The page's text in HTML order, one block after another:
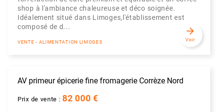
shop à l'ambiance chaleureuse et déco soignée.
Idéalement situé dans Limoges,l'établissement est
composé de d...
VENTE - ALIMENTATION LIMOGES
arrow_forward
Voir
AV primeur épicerie fine fromagerie Corrèze Nord
Prix de vente :82 000 €